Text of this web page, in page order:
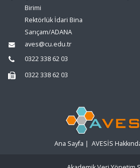
Birimi
Rektörlük İdari Bina
Sarıçam/ADANA
aves@cu.edu.tr
0322 338 62 03
0322 338 62 03
Ana Sayfa | AVESİS